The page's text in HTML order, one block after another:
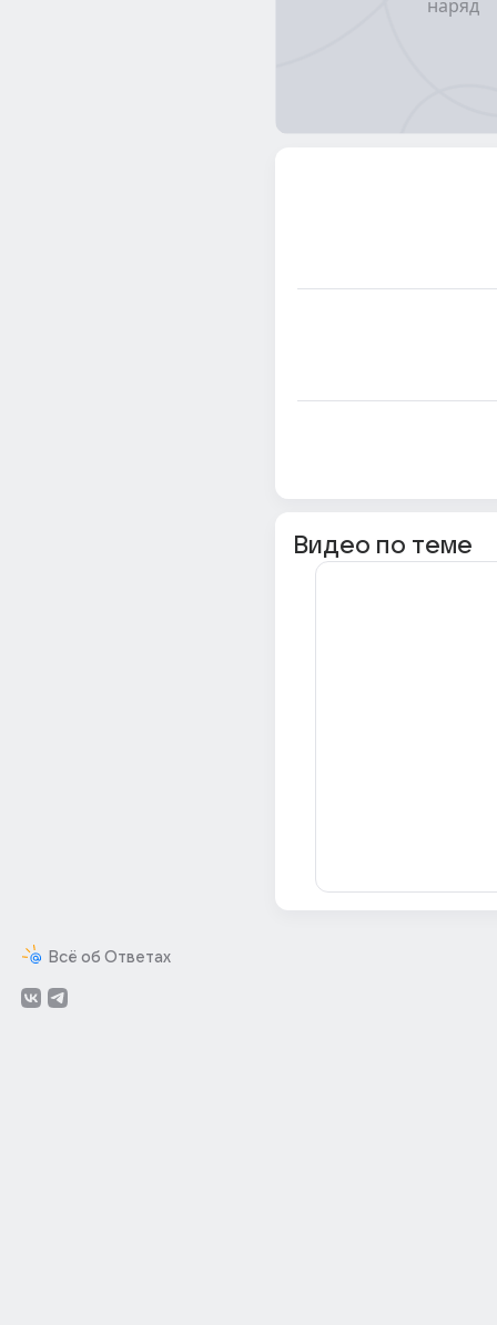
Всё об Ответах
Видео по теме